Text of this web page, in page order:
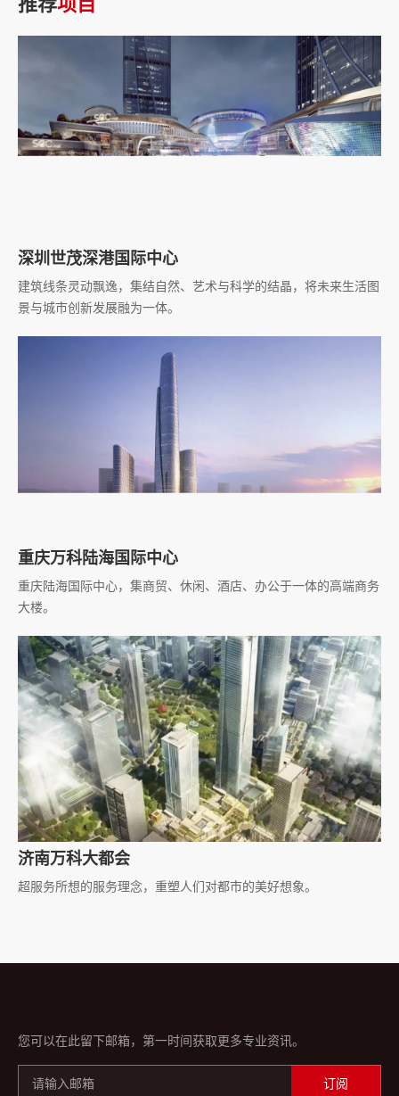
深圳世茂深港国际中心
建筑线条灵动飘逸，集结自然、艺术与科学的结晶，将未来生活图
景与城市创新发展融为一体。
重庆万科陆海国际中心
重庆陆海国际中心，集商贸、休闲、酒店、办公于一体的高端商务
大楼。
济南万科大都会
超服务所想的服务理念，重塑人们对都市的美好想象。
您可以在此留下邮箱，第一时间获取更多专业资讯。
订阅